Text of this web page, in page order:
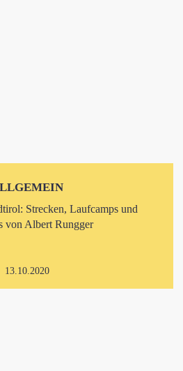
Strecken, Laufcamps und
von Albert Rungger
13.10.2020